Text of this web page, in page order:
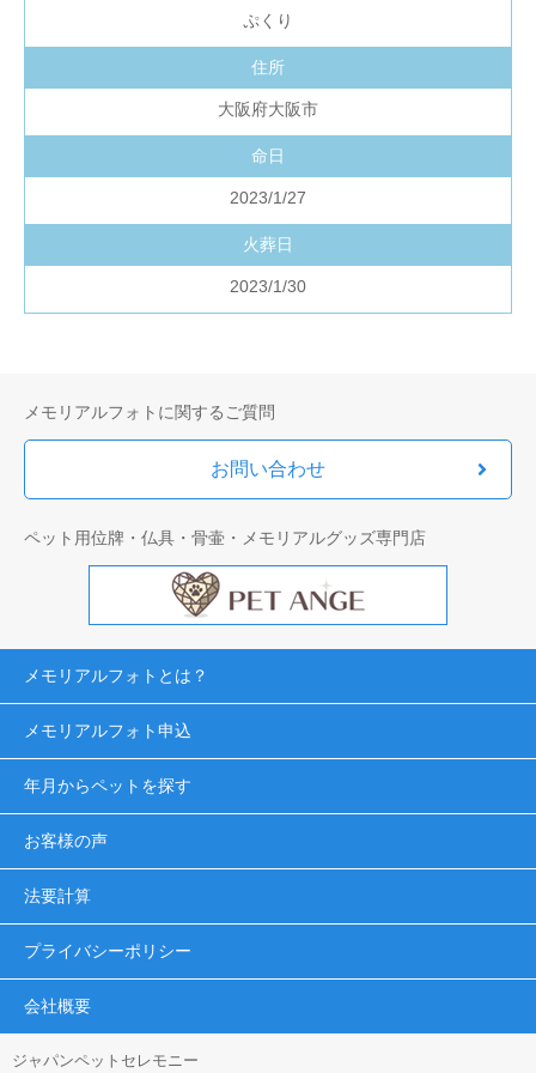
ぷくり
住所
大阪府大阪市
命日
2023/1/27
火葬日
2023/1/30
メモリアルフォトに関するご質問
お問い合わせ
ペット用位牌・仏具・骨壷・メモリアルグッズ専門店
メモリアルフォトとは？
メモリアルフォト申込
年月からペットを探す
お客様の声
法要計算
プライバシーポリシー
会社概要
ジャパンペットセレモニー